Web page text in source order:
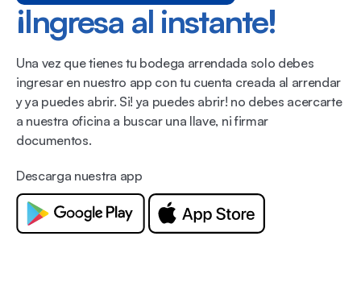
¡Ingresa al instante!
Una vez que tienes tu bodega arrendada solo debes
ingresar en nuestro app con tu cuenta creada al arrendar
y ya puedes abrir. Si! ya puedes abrir! no debes acercarte
a nuestra oficina a buscar una llave, ni firmar
documentos.
Descarga nuestra app